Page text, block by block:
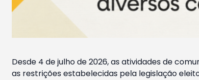
Desde 4 de julho de 2026, as atividades de
as restrições estabelecidas pela legislação